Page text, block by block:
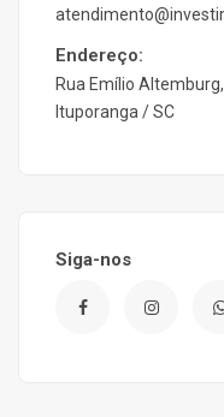
Endereço:
Rua Emílio
Ituporanga / SC
Siga-nos